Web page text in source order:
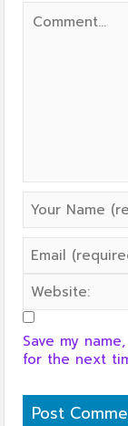
Save my
for the next